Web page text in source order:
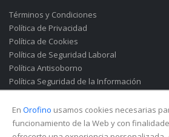
Términos y Condiciones
Política de Privacidad
Política de Cookies
Política de Seguridad Laboral
Política Antisoborno
Política Seguridad de la Información
Canal de Denuncias(Soborno)
En Orofino usamos cookies necesarias
funcionamiento de la Web y con